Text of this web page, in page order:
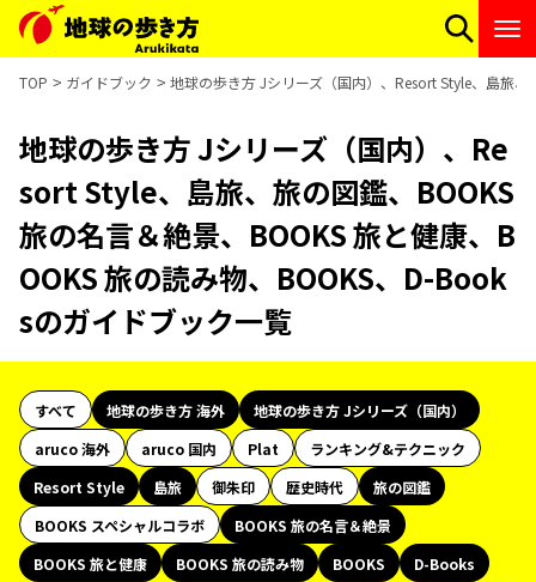
TOP ガイドブック 地球の歩き方 Jシリーズ（国内）、Resort Style、島旅
地球の歩き方 Jシリーズ（国内）、Re
sort Style、島旅、旅の図鑑、BOOKS
旅の名言＆絶景、BOOKS 旅と健康、B
OOKS 旅の読み物、BOOKS、D-Book
sのガイドブック一覧
すべて 地球の歩き方 海外
地球の歩き方 Jシリーズ（国内）
aruco 海外
aruco 国内 Plat
ランキング&テクニック
Resort Style
島旅 御朱印 歴史時代
旅の図鑑
BOOKS スペシャルコラボ
BOOKS 旅の名言＆絶景
BOOKS 旅と健康
BOOKS 旅の読み物 BOOKS
D-Books